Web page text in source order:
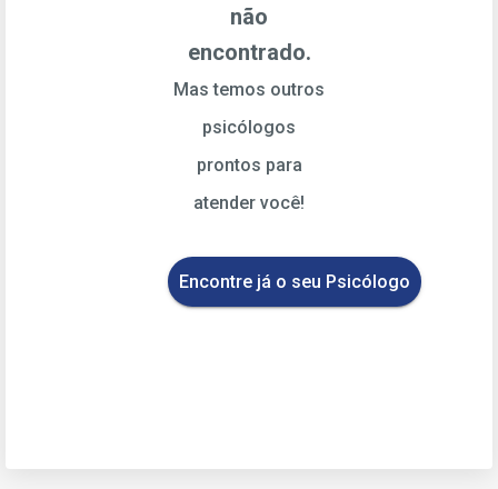
não
encontrado.
Mas temos outros
psicólogos
prontos para
atender você!
Encontre já o seu Psicólogo